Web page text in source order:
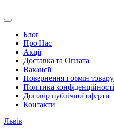
Блог
Про Нас
Акції
Доставка та Оплата
Вакансії
Повернення і обмін товару
Політика конфіденційності
Договір публічної оферти
Контакти
Львів